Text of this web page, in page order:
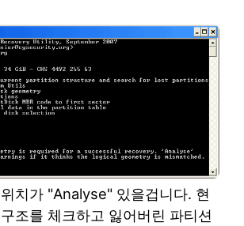
치가 "Analyse" 있을겁니다. 현
조를 체크하고 잃어버린 파티션